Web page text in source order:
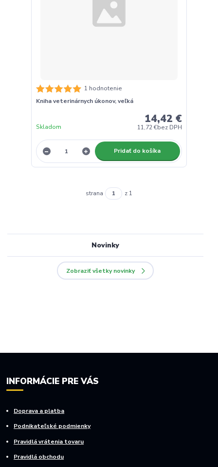
1 hodnotenie
Kniha veterinárnych úkonov, veľká
14,42 €
11,72 €bez DPH
Skladom
Pridať do košíka
strana z 1
Novinky
Zobraziť všetky novinky
INFORMÁCIE PRE VÁS
Doprava a platba
Podnikateľské podmienky
Pravidlá vrátenia tovaru
Pravidlá obchodu